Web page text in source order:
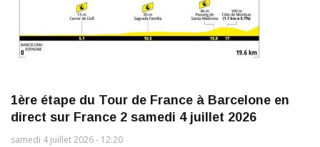
1ère étape du Tour de France à Barcelone en
direct sur France 2 samedi 4 juillet 2026
samedi 4 juillet 2026 - 12:20